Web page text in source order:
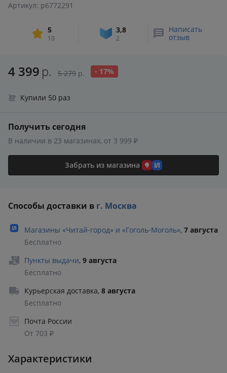
Артикул: p6772291
5
10
3,8
2
Написать
отзыв
4 399 р. 5 279 р. - 17%
Купили 50 раз
Получить сегодня
В наличии в 23 магазинах, от 3 999 ₽
Забрать из магазина
Способы доставки в г. Москва
Магазины «Читай‑город» и «Гоголь‑Моголь», 7 августа
Бесплатно
Пункты выдачи, 9 августа
Бесплатно
Курьерская доставка, 8 августа
Бесплатно
Почта России
От 703 ₽
Характеристики